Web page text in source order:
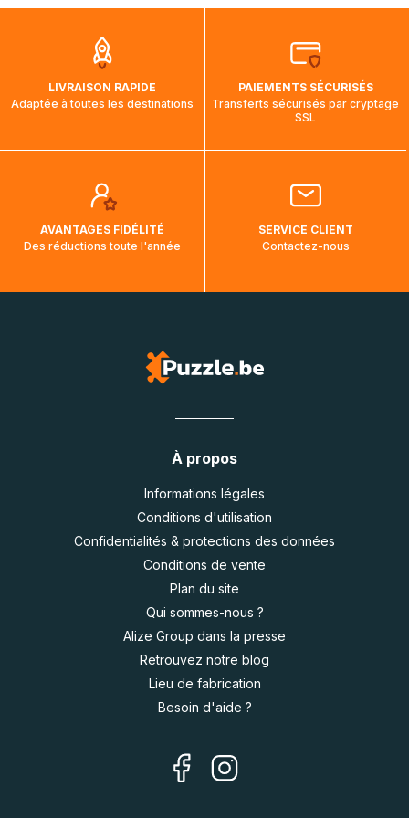
aura touché terre.
LIVRAISON RAPIDE
Adaptée à toutes les destinations
PAIEMENTS SÉCURISÉS
Transferts sécurisés par cryptage
SSL
AVANTAGES FIDÉLITÉ
Des réductions toute l'année
SERVICE CLIENT
Contactez-nous
À propos
Informations légales
Conditions d'utilisation
Confidentialités & protections des données
Conditions de vente
Plan du site
Qui sommes-nous ?
Alize Group dans la presse
Retrouvez notre blog
Lieu de fabrication
Besoin d'aide ?